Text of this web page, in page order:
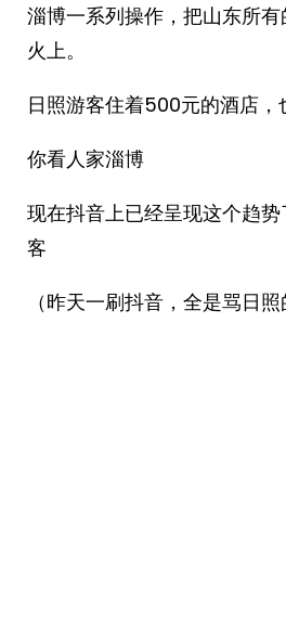
淄博一系列操作，把山东所
火上。
日照游客住着500元的酒店，
你看人家淄博
现在抖音上已经呈现这个趋
客
（昨天一刷抖音，全是骂日照